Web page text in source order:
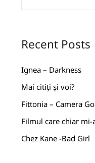
Recent Posts
Ignea – Darkness
Mai citiți și voi?
Fittonia – Camera
Filmul care chiar mi-
Chez Kane -Bad Girl